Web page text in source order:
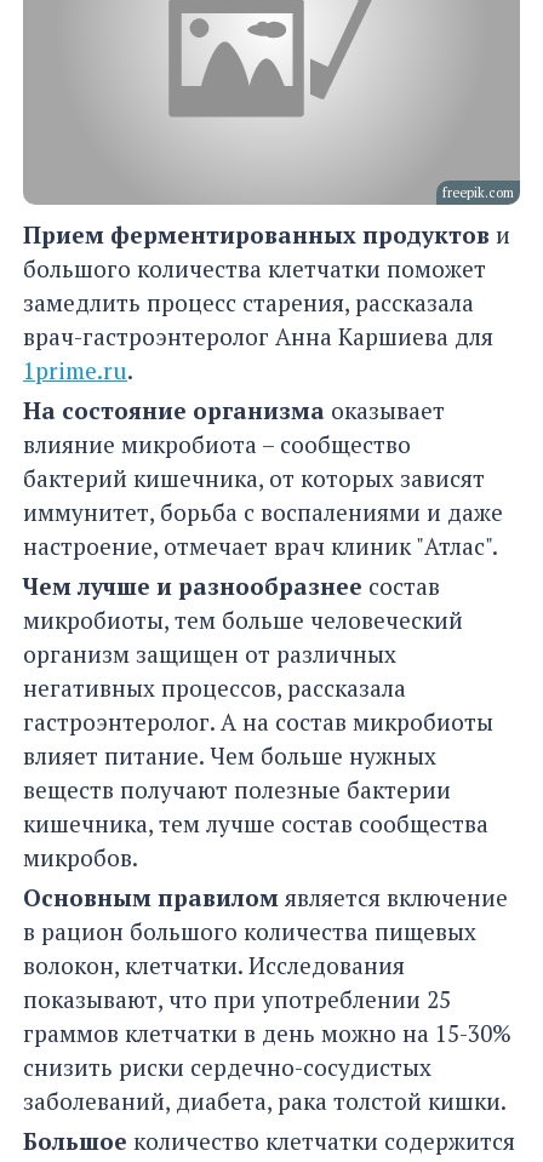
freepik.com
Прием ферментированных продуктов и
большого количества клетчатки поможет
замедлить процесс старения, рассказала
врач-гастроэнтеролог Анна Каршиева для
1prime.ru.
На состояние организма оказывает
влияние микробиота – сообщество
бактерий кишечника, от которых зависят
иммунитет, борьба с воспалениями и даже
настроение, отмечает врач клиник "Атлас".
Чем лучше и разнообразнее состав
микробиоты, тем больше человеческий
организм защищен от различных
негативных процессов, рассказала
гастроэнтеролог. А на состав микробиоты
влияет питание. Чем больше нужных
веществ получают полезные бактерии
кишечника, тем лучше состав сообщества
микробов.
Основным правиломявляется включение
в рацион большого количества пищевых
волокон, клетчатки. Исследования
показывают, что при употреблении 25
граммов клетчатки в день можно на 15-30%
снизить риски сердечно-сосудистых
заболеваний, диабета, рака толстой кишки.
Большое количество клетчатки содержится